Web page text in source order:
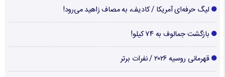
لیگ حرفه‌ای آمریکا / کادیف، به مصاف زاهید می‌رود!
بازگشت جمالوف به ۷۴ کیلو!
قهرمانی روسیه ۲۰۲۶ / نفرات برتر